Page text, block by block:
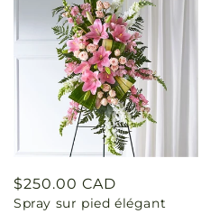
Prix
habituel
$250.00 CAD
Spray sur pied élégant